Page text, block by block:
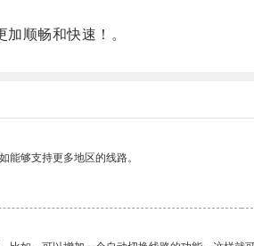
顺畅和快速！。
能够支持更多地区的线路。